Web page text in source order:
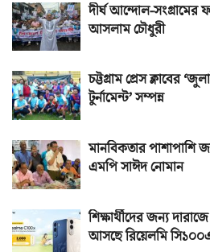
দীর্ঘ আন্দোল-
আসলাম চৌধুরী
চট্টগ্রাম প্রেস ক্লাবের
টুর্নামেন্ট’ সম্পন্ন
মানবিকতার পাশাপাশি
এমপি সাঈদ নোমান
শিক্ষার্থীদের জন্য
আসছে রিয়েলমি